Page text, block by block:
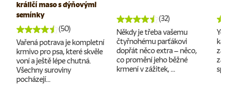
králičí maso s dýňovými
semínky
(50)
Vařená potrava je kompletní
krmivo pro psa, které skvěle
voní a ještě lépe chutná.
Všechny suroviny
pocházejí...
(32)
Někdy je třeba vašemu
čtyřnohému parťákovi
dopřát něco extra – něco,
co promění jeho běžné
krmení v zážitek, ...